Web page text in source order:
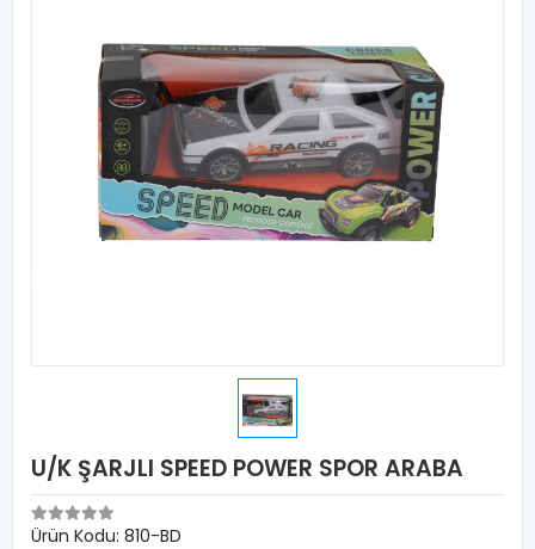
U/K ŞARJLI SPEED POWER SPOR ARABA
Ürün Kodu: 810-BD